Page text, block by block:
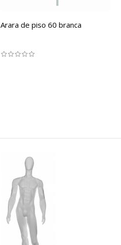
Arara de piso 60 branca